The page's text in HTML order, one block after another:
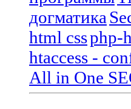
догматика
html cssphp-
htaccess -
All in One